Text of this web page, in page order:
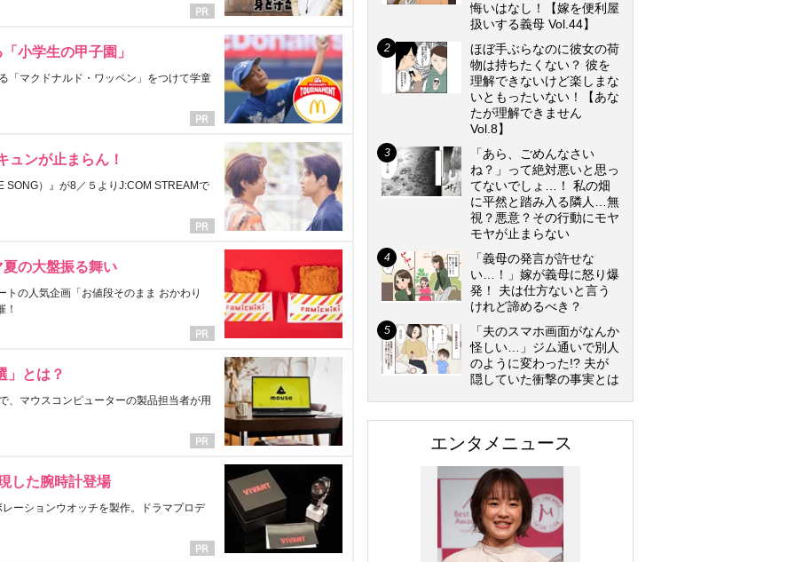
小学生の甲子園」
「マクドナルド・ワッペン」をつけて学童
ュンが止まらん！
SONG）』が8／５よりJ:COM STREAMで
の大盤振る舞い
の人気企画「お値段そのまま おかわり
！
」とは？
、マウスコンピューターの製品担当者が用
した腕時計登場
ーションウオッチを製作。ドラマプロデ
悔いはなし！【嫁を便利屋
扱いする義母 Vol.44】
ほぼ手ぶらなのに彼女の荷
物は持ちたくない？ 彼を
理解できないけど楽しまな
いともったいない！【あな
たが理解できません
Vol.8】
「あら、ごめんなさい
ね？」って絶対悪いと思っ
てないでしょ…！ 私の畑
に平然と踏み入る隣人…無
視？悪意？その行動にモヤ
モヤが止まらない
「義母の発言が許せな
い…！」嫁が義母に怒り爆
発！ 夫は仕方ないと言う
けれど諦めるべき？
「夫のスマホ画面がなんか
怪しい…」ジム通いで別人
のように変わった!? 夫が
隠していた衝撃の事実とは
エンタメニュース